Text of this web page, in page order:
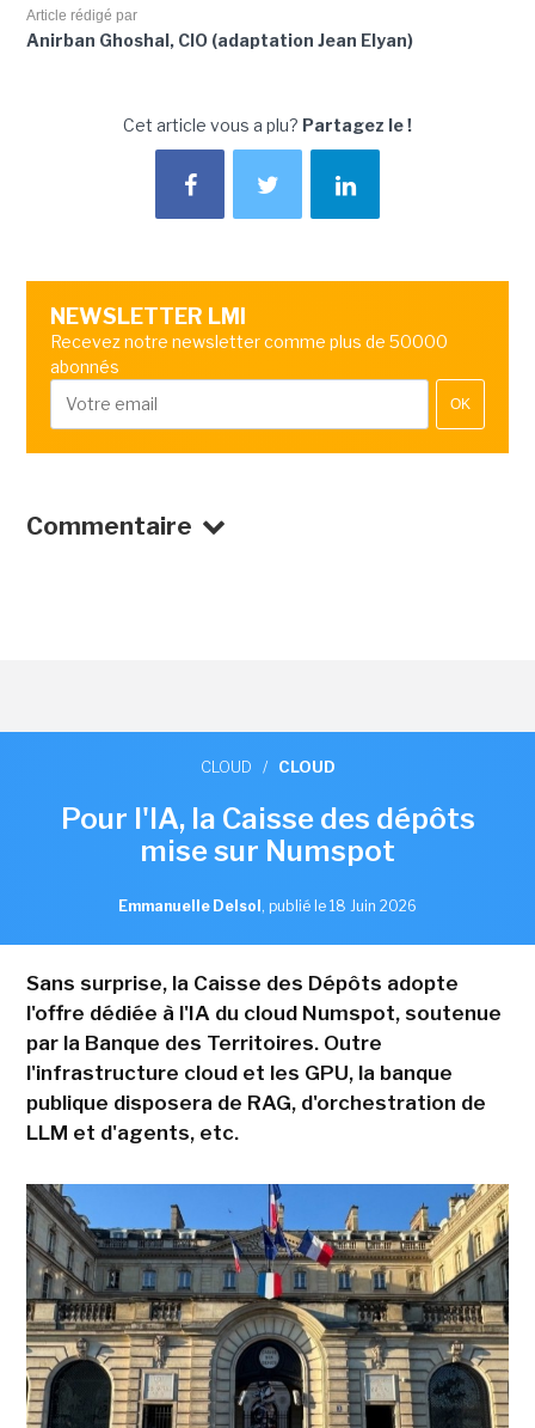
Article rédigé par
Anirban Ghoshal, CIO (adaptation Jean Elyan)
Cet article vous a plu? Partagez le !
NEWSLETTER LMI
Recevez notre newsletter comme plus de 50000
abonnés
OK
Commentaire
CLOUD / CLOUD
Pour l'IA, la Caisse des dépôts
mise sur Numspot
Emmanuelle Delsol, publié le 18 Juin 2026
Sans surprise, la Caisse des Dépôts adopte
l'offre dédiée à l'IA du cloud Numspot, soutenue
par la Banque des Territoires. Outre
l'infrastructure cloud et les GPU, la banque
publique disposera de RAG, d'orchestration de
LLM et d'agents, etc.